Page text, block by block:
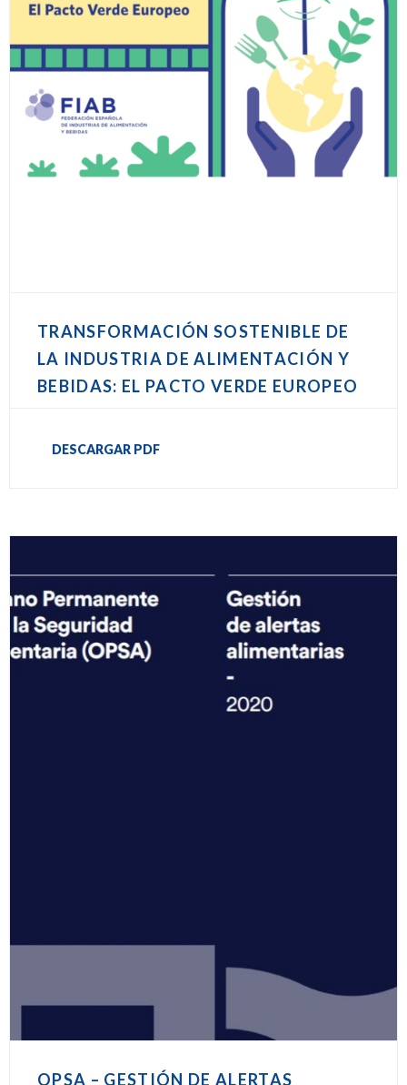
TRANSFORMACIÓN SOSTENIBLE DE
LA INDUSTRIA DE ALIMENTACIÓN Y
BEBIDAS: EL PACTO VERDE EUROPEO
DESCARGAR PDF
OPSA – GESTIÓN DE ALERTAS